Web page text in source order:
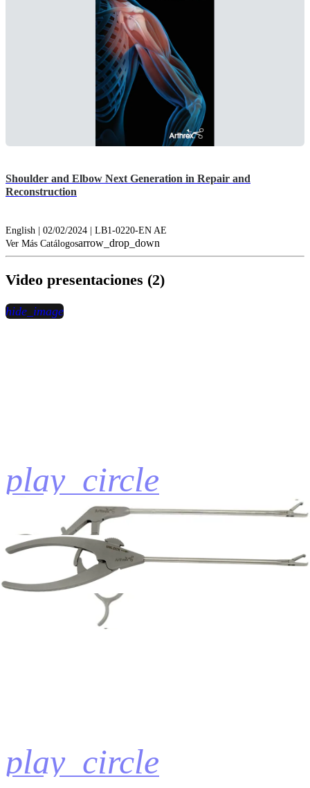
Shoulder and Elbow Next Generation in Repair and
Reconstruction
English | 02/02/2024 | LB1-0220-EN AE
Ver Más Catálogosarrow_drop_down
Video presentaciones (2)
play_circle
hide_image
Knotless Medial and Lateral Row Rotator Cuff Repair
Stephen S. Burkhart, MD
10:28 | English | 09/11/2019 | VID1-000239-en-US A
play_circle
hide_image